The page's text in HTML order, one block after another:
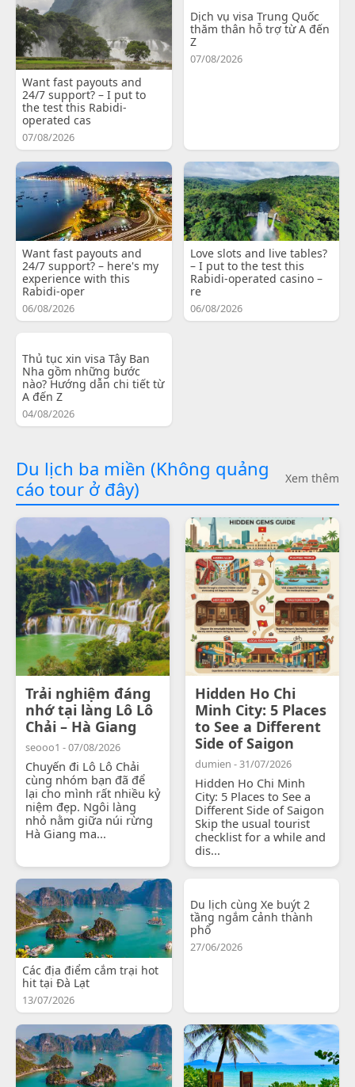
Want fast payouts and
24/7 support? – I put to
the test this Rabidi-
operated cas
07/08/2026
Dịch vụ visa Trung Quốc
thăm thân hỗ trợ từ A đến
Z
07/08/2026
Want fast payouts and
24/7 support? – here's my
experience with this
Rabidi-oper
06/08/2026
Love slots and live tables?
– I put to the test this
Rabidi-operated casino –
re
06/08/2026
Thủ tục xin visa Tây Ban
Nha gồm những bước
nào? Hướng dẫn chi tiết từ
A đến Z
04/08/2026
Du lịch ba miền (Không quảng
cáo tour ở đây)
Xem thêm
Trải nghiệm đáng
nhớ tại làng Lô Lô
Chải – Hà Giang
seooo1 - 07/08/2026
Chuyến đi Lô Lô Chải
cùng nhóm bạn đã để
lại cho mình rất nhiều kỷ
niệm đẹp. Ngôi làng
nhỏ nằm giữa núi rừng
Hà Giang ma...
Hidden Ho Chi
Minh City: 5 Places
to See a Different
Side of Saigon
dumien - 31/07/2026
Hidden Ho Chi Minh
City: 5 Places to See a
Different Side of Saigon
Skip the usual tourist
checklist for a while and
dis...
Các địa điểm cắm trại hot
hit tại Đà Lạt
13/07/2026
Du lịch cùng Xe buýt 2
tầng ngắm cảnh thành
phố
27/06/2026